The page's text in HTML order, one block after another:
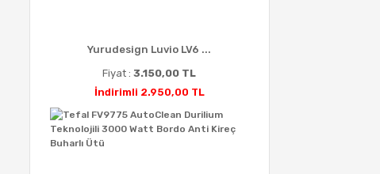
Yurudesign Luvio LV6 ...
Fiyat :3.150,00 TL
İndirimli 2.950,00 TL